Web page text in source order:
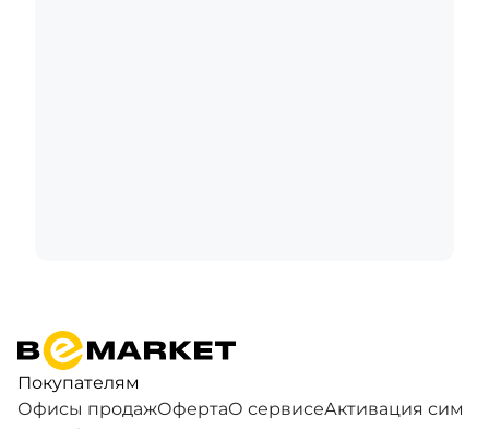
Покупателям
Офисы продажОфертаО сервисеАктивация сим